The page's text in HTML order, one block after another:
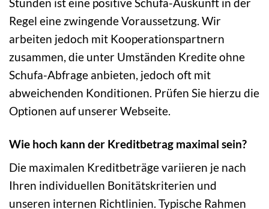
Regel eine zwingende Voraussetzung. Wir
arbeiten jedoch mit Kooperationspartnern
zusammen, die unter Umständen Kredite ohne
Schufa-Abfrage anbieten, jedoch oft mit
abweichenden Konditionen. Prüfen Sie hierzu die
Optionen auf unserer Webseite.
Wie hoch kann der Kreditbetrag maximal sein?
Die maximalen Kreditbeträge variieren je nach
Ihren individuellen Bonitätskriterien und
unseren internen Richtlinien. Typische Rahmen